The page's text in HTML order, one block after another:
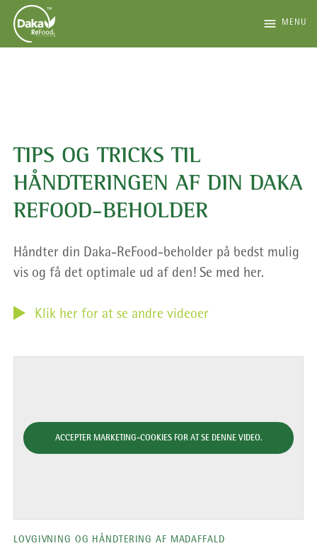
menu MENU
TIPS OG TRICKS TIL
HÅNDTERINGEN AF DIN DAKA
REFOOD-BEHOLDER
Håndter din Daka-ReFood-beholder på bedst mulig
vis og få det optimale ud af den! Se med her.
Klik her for at se andre videoer
LOVGIVNING OG HÅNDTERING AF MADAFFALD
ACCEPTER MARKETING-COOKIES FOR AT SE DENNE VIDEO.